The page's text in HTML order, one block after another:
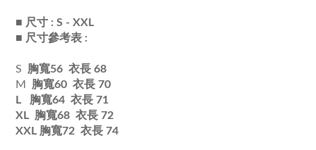
■ 尺寸 : S - XXL
■ 尺寸參考表 :
S
胸寬56 衣長 68
M
胸寬60 衣長 70
L 胸寬64 衣長 71
XL 胸寬68 衣長 72
XXL 胸寬72 衣長 74